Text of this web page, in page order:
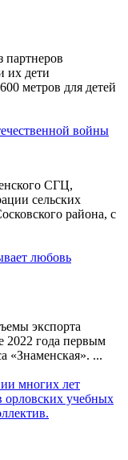
их дети
метров для детей
СГЦ,
сельских
района, с
экспорта
2022 года первым
«Знаменская». ...